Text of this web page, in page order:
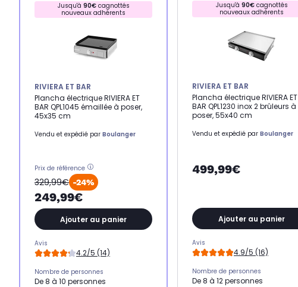
Jusqu'à 90€cagnottés
nouveaux adhérents
RIVIERA ET BAR
Plancha électrique RIVIERA ET
BAR QPL1045 émaillée à poser,
45x35 cm
Vendu et expédié par Boulanger
Prix de référence
329,99€ -24%
249,99€
Ajouter au panier
Avis
4.2/5 (14)
Nombre de personnes
De 8 à 10 personnes
Jusqu'à 90€cagnottés
nouveaux adhérents
RIVIERA ET BAR
Plancha électrique RIVIERA ET
BAR QPL1230 inox 2 brûleurs à
poser, 55x40 cm
Vendu et expédié par Boulanger
499,99€
Ajouter au panier
Avis
4.9/5 (16)
Nombre de personnes
De 8 à 12 personnes